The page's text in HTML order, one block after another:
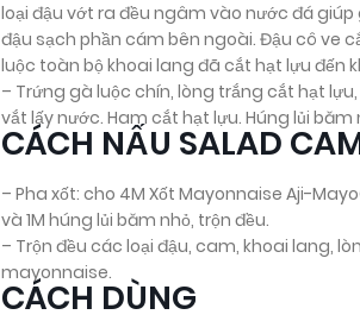
loại đậu vớt ra đều ngâm vào nước đá giúp
đậu sạch phần cám bên ngoài. Đậu cô ve
luộc toàn bộ khoai lang đã cắt hạt lựu đến
– Trứng gà luộc chín, lòng trắng cắt hạt
vắt lấy nước. Ham cắt hạt lựu. Húng lủi băm
CÁCH NẤU SALAD
– Pha xốt: cho 4M Xốt Mayonnaise Aji-
và 1M húng lủi băm nhỏ, trộn đều.
– Trộn đều các loại đậu, cam, khoai lang,
mayonnaise.
CÁCH DÙNG